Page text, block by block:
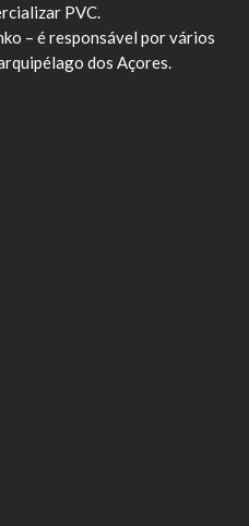
PVC.
– é responsável por vários
dos Açores.